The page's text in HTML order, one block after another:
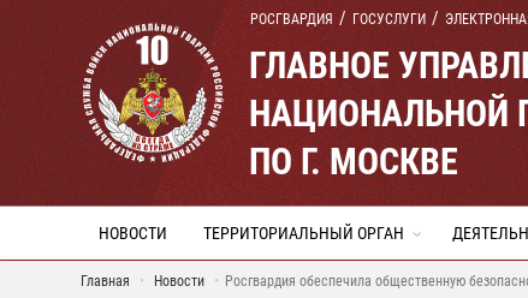
РОСГВАРДИЯ ГОСУСЛУГИ
ГЛАВНОЕ
НАЦИОНАЛЬНОЙ
ПО Г. МОСКВЕ
НОВОСТИ ТЕРРИТОРИАЛЬНЫЙ ОРГАН
Главная Новости Росгвардия обеспечила общественную